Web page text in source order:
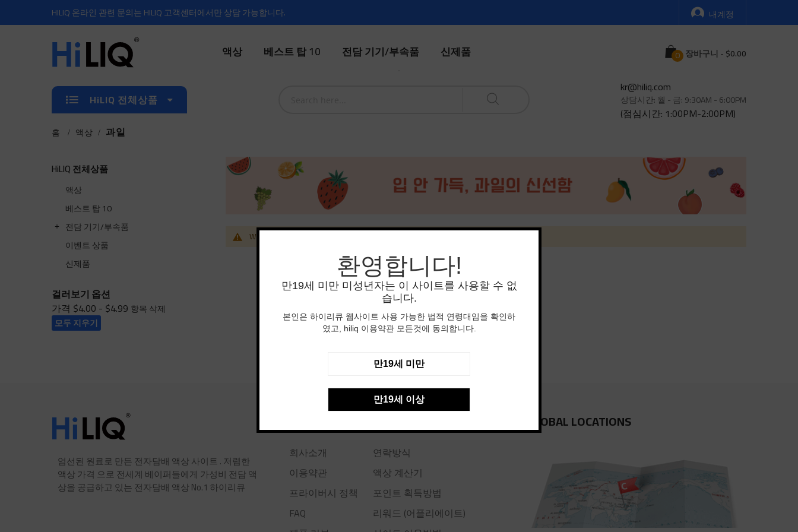
HILIQ 온라인 관련 문의는 HILIQ 고객센터에서만 상담 가능합니다. 내계정
액상 베스트 탑 10 전담 기기/부속품 신제품 장바구니 -Cart
HiLIQ 전체상품
kr@hiliq.com
상담시간: 월 - 금: 9:30AM - 6:00PM
(점심시간: 1:00PM-2:00PM)
홈 액상 과일
We can't find products matching the selection.
HiLIQ 전체상품
액상
베스트 탑 10
전담 기기/부속품
이벤트 상품
신제품
걸러보기 옵션
가격 $4.00 - $4.99 항목 삭제
모두 지우기
엄선된 원료로 만든 전자담배 액상 사이트 . 저렴한
액상 가격 으로 전세계 베이퍼들에게 가성비 전담 액
상을 공급하고 있는 전자담배 액상 No.1 하이리큐
회사소개
이용약관
프라이버시 정책
FAQ
연락방식
액상 계산기
포인트 획득방법
리워드 (어플리에이트)
GLOBAL LOCATIONS
환영합니다!
만19세 미만 미성년자는 이 사이트를 사용할 수 없
습니다.
본인은 하이리큐 웹사이트 사용 가능한 법적 연령대임을 확인하
였고, hiliq 이용약관 모든것에 동의합니다.
만19세 미만
만19세 이상